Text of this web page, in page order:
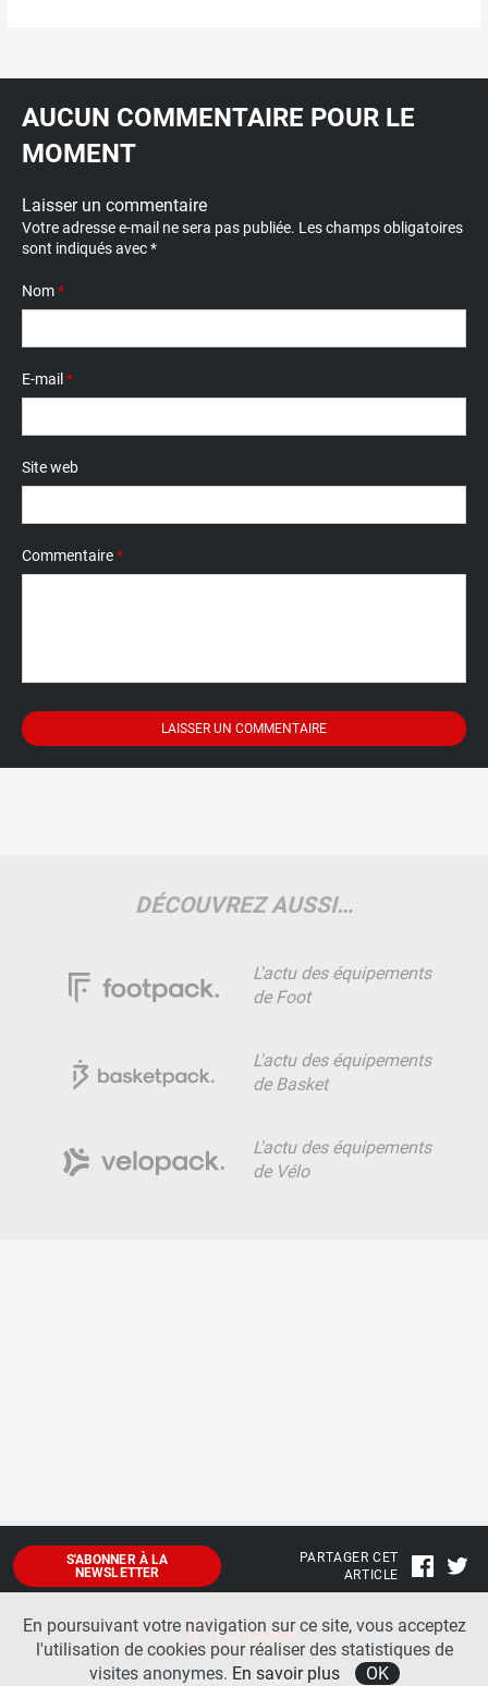
AUCUN COMMENTAIRE POUR LE
MOMENT
Laisser un commentaire
Votre adresse e-mail ne sera pas publiée. Les champs obligatoires
sont indiqués avec*
Nom*
E-mail *
Site web
Commentaire*
DÉCOUVREZ AUSSI…
L'actu des équipements
de Foot
L'actu des équipements
de Basket
L'actu des équipements
de Vélo
S'ABONNER À LA
NEWSLETTER
PARTAGER CET
ARTICLE
Mentions légales
En poursuivant votre navigation sur ce site, vous acceptez
l'utilisation de cookies pour réaliser des statistiques de
visites anonymes. En savoir plus OK